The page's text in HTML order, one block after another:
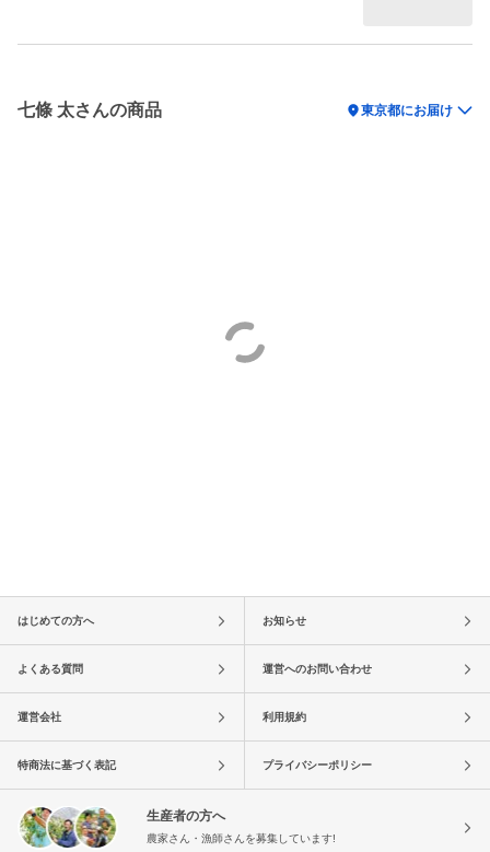
七條 太さんの商品 location_on東京都にお届け
はじめての方へ お知らせ
よくある質問 運営へのお問い合わせ
運営会社 利用規約
特商法に基づく表記 プライバシーポリシー
生産者の方へ
農家さん・漁師さんを募集しています!